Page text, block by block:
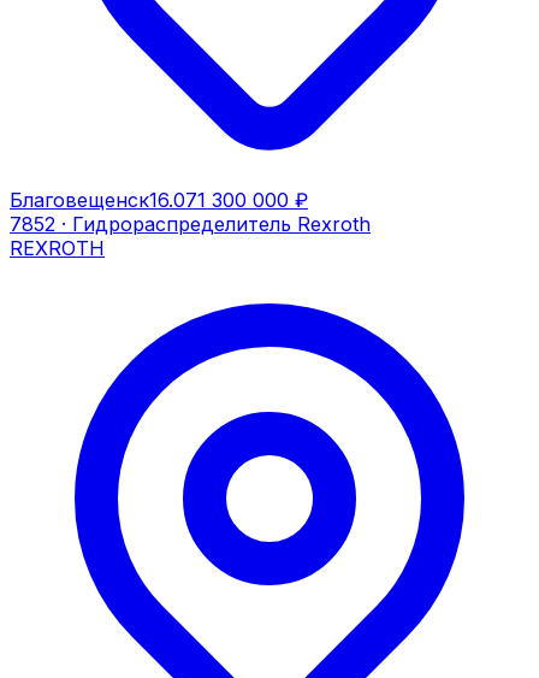
Благовещенск16.071 300 000 ₽
7852 · Гидрораспределитель Rexroth
REXROTH